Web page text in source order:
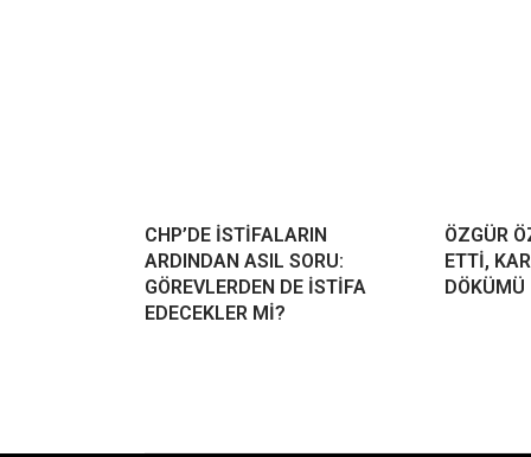
CHP’DE İSTİFALARIN
ARDINDAN ASIL SORU:
GÖREVLERDEN DE İSTİFA
EDECEKLER Mİ?
ÖZGÜR
ETTİ,